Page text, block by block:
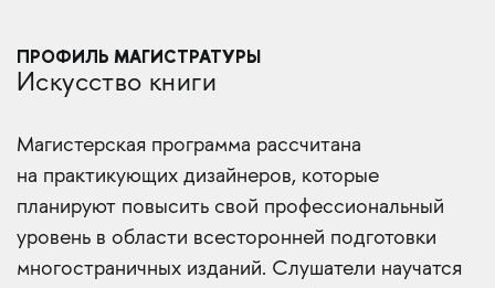
ПРОФИЛЬ МАГИСТРАТУРЫ
Искусство книги
Магистерская программа рассчитана
на практикующих дизайнеров, которые
планируют повысить свой профессиональный
уровень в области всесторонней подготовки
многостраничных изданий. Слушатели научатся